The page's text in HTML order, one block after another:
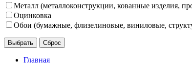
Металл (металлоконструкции, кованные изделия,
Оцинковка
Обои (бумажные, флизелиновые, виниловые,
Главная